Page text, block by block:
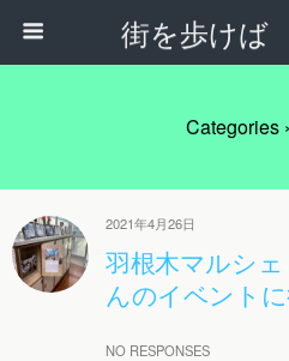
街を歩け
Categories ›
2021年4月26日
羽根木マルシェ
んのイベント
NO RESPONSES